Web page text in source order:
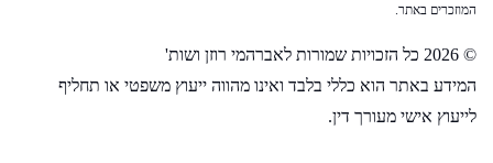
המוזכרים באתר.
© 2026 כל הזכויות שמורות לאברהמי רוזן ושות'
המידע באתר הוא כללי בלבד ואינו מהווה ייעוץ משפטי או תחליף
לייעוץ אישי מעורך דין.